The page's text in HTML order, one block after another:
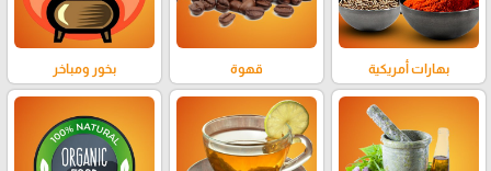
بهارات أمريكية قهوة بخور ومباخر